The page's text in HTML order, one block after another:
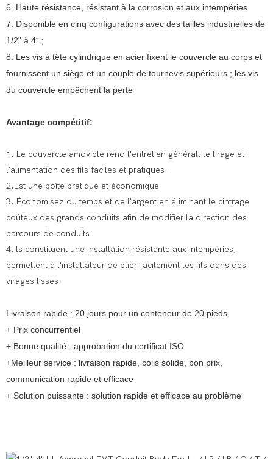
6. Haute résistance, résistant à la corrosion et aux intempéries
7. Disponible en cinq configurations avec des tailles industrielles de
1/2" à 4“ ;
8. Les vis à tête cylindrique en acier fixent le couvercle au corps et
fournissent un siège et un couple de tournevis supérieurs ; les vis
du couvercle empêchent la perte
Avantage compétitif:
1. Le couvercle amovible rend l'entretien général, le tirage et
l'alimentation des fils faciles et pratiques.
2.Est une boîte pratique et économique
3. Économisez du temps et de l'argent en éliminant le cintrage
coûteux des grands conduits afin de modifier la direction des
parcours de conduits.
4.Ils constituent une installation résistante aux intempéries,
permettent à l'installateur de plier facilement les fils dans des
virages lisses.
Livraison rapide : 20 jours pour un conteneur de 20 pieds.
+ Prix concurrentiel
+ Bonne qualité : approbation du certificat ISO
+Meilleur service : livraison rapide, colis solide, bon prix,
communication rapide et efficace
+ Solution puissante : solution rapide et efficace au problème